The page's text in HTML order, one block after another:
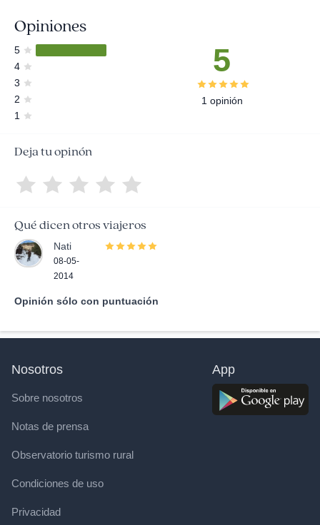
Opiniones
5
4
3
2
1
5
1 opinión
Deja tu opinón
Qué dicen otros viajeros
Nati
08-05-
2014
Opinión sólo con puntuación
Nosotros
Sobre nosotros
Notas de prensa
Observatorio turismo rural
Condiciones de uso
Privacidad
App